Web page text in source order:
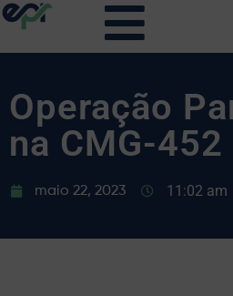
Operação
na CMG-452
maio 22, 2023 11:02 am